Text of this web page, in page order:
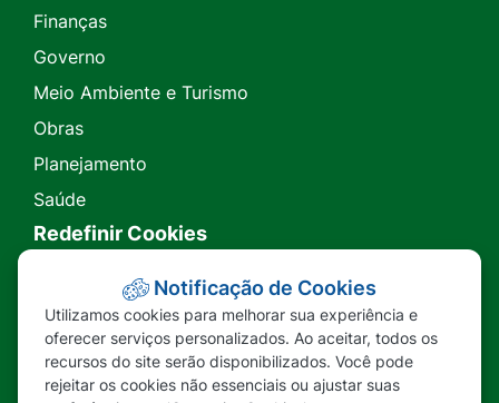
Finanças
Governo
Meio Ambiente e Turismo
Obras
Planejamento
Saúde
Redefinir Cookies
Transparência
Ouvidoria
SIC
Notificação de Cookies
Utilizamos cookies para melhorar sua experiência e
oferecer serviços personalizados. Ao aceitar, todos os
recursos do site serão disponibilizados. Você pode
rejeitar os cookies não essenciais ou ajustar suas